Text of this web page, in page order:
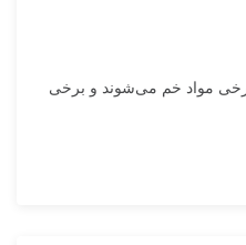
مواد خم می‌شوند و برخی